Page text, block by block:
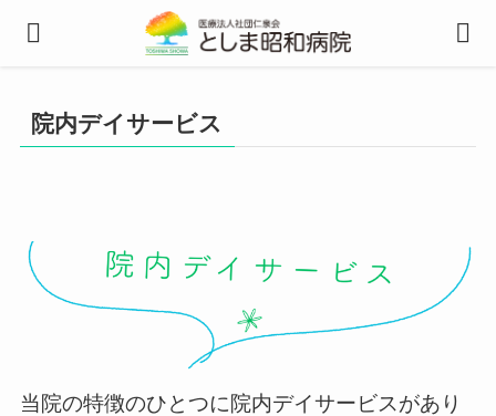
院内デイサービス
当院の特徴のひとつに院内デイサービスがあり